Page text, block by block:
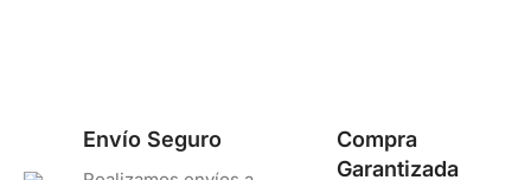
Envío Seguro
Compra
Garantizada